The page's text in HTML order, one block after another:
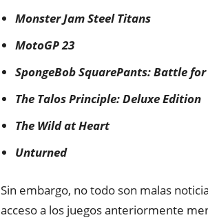
Monster Jam Steel Titans
MotoGP 23
SpongeBob SquarePants: Battle
The Talos Principle: Deluxe Edition
The Wild at Heart
Unturned
Sin embargo, no todo son malas
acceso a los juegos anteriormente